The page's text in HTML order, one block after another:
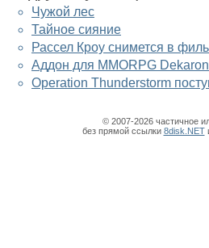
Чужой лес
Тайное сияние
Рассел Кроу снимется в
Аддон для MMORPG
Operation Thunderstorm
© 2007-2026 частичное
без прямой ссылки 8disk.NET